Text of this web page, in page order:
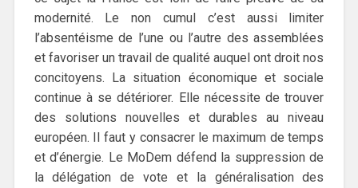
modernité. Le non cumul c’est aussi limiter
l’absentéisme de l’une ou l’autre des assemblées
et favoriser un travail de qualité auquel ont droit nos
concitoyens. La situation économique et sociale
continue à se détériorer. Elle nécessite de trouver
des solutions nouvelles et durables au niveau
européen. Il faut y consacrer le maximum de temps
et d’énergie. Le MoDem défend la suppression de
la délégation de vote et la généralisation des